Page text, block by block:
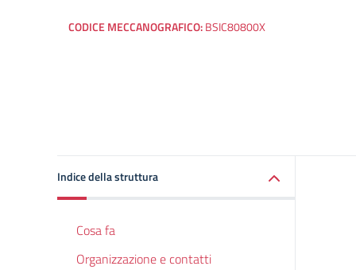
CODICE MECCANOGRAFICO:BSIC80800X
Indice della struttura
Cosa fa
Organizzazione e contatti